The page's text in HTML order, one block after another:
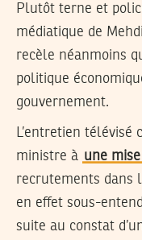
Plutôt terne et
médiatique de
recèle néanmoins
politique
gouvernement.
L’entretien
ministre à une
recrutements dans
en effet sous-
suite au constat